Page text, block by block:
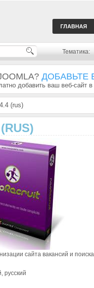
ГЛАВНАЯ
Тематика:
ДОБАВЬТЕ
добавить ваш веб-сайт
(rus)
сайта вакансий и
русский